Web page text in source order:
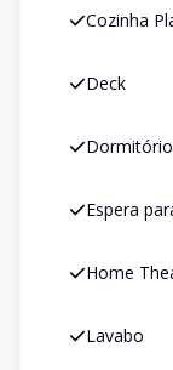
Cozinha
Deck
Espera
Home
Lavabo